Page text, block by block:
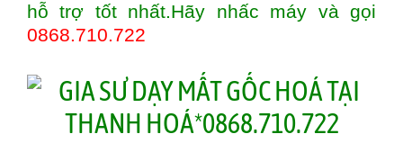
hỗ trợ tốt nhất.Hãy nhấc máy và gọi
0868.710.722